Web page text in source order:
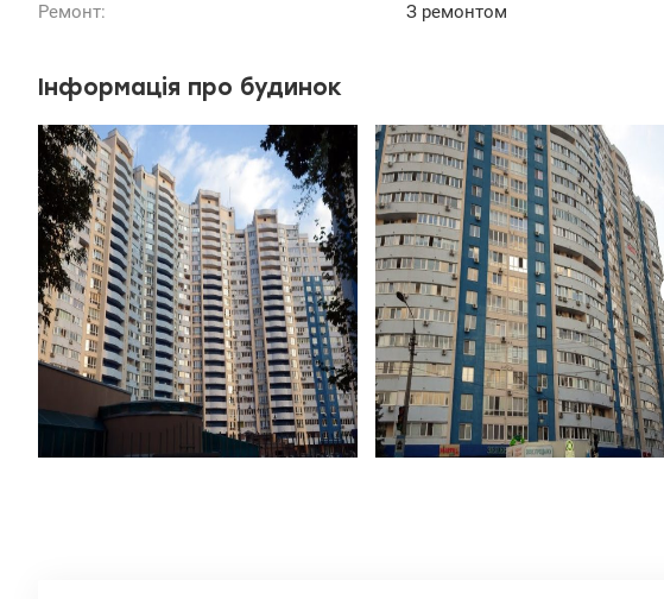
Ремонт:
З ремонтом
Інформація про будинок